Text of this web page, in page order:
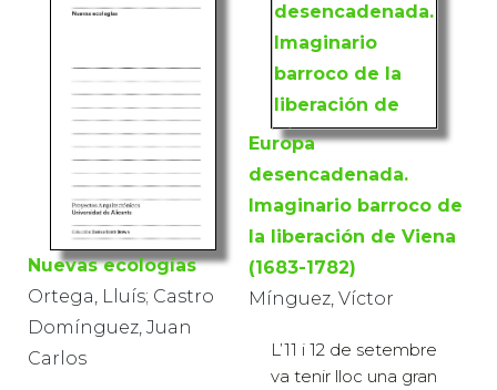
Nuevas ecologías
Ortega, Lluís; Castro
Domínguez, Juan
Carlos
Europa
desencadenada.
Imaginario barroco de
la liberación de Viena
(1683-1782)
Mínguez, Víctor
L’11 i 12 de setembre
va tenir lloc una gran